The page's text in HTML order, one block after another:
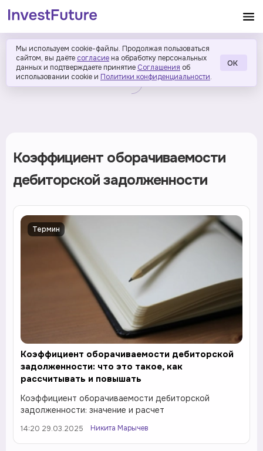
Мы используем cookie-файлы. Продолжая пользоваться
сайтом, вы даёте согласие на обработку персональных
данных и подтверждаете принятие Соглашения об
использовании cookie и Политики конфиденциальности.
ОК
Коэффициент оборачиваемости
дебиторской задолженности
Термин
Коэффициент оборачиваемости дебиторской
задолженности: что это такое, как
рассчитывать и повышать
Коэффициент оборачиваемости дебиторской
задолженности: значение и расчет
14:20 29.03.2025 Никита Марычев